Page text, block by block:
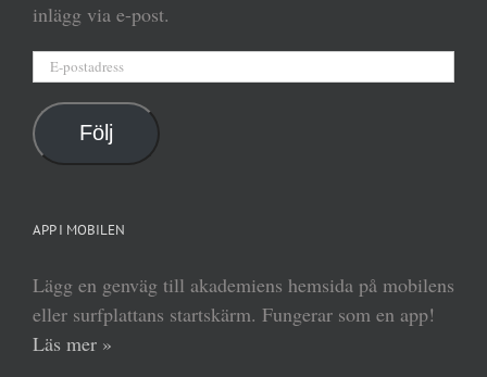
inlägg via e-post.
postadress
Följ
APP I MOBILEN
Lägg en genväg till akademiens hemsida på mobilens
eller surfplattans startskärm. Fungerar som en app!
Läs mer »